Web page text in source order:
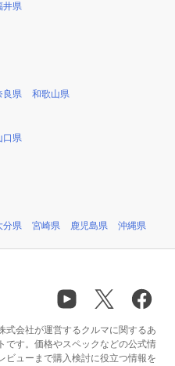
井県
良県 和歌山県
口県
分県 宮崎県 鹿児島県 沖縄県
式会社が運営するクルマに関するあ
です。価格やスペックなどの公式情
ビューまで購入検討に役立つ情報を